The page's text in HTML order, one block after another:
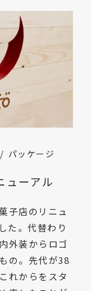
パッケージ
ューアル
子店のリニュ
た。代替わり
外装からロゴ
の。先代が38
れからをスタ